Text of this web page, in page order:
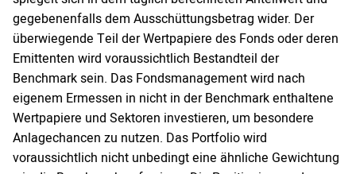
gegebenenfalls dem Ausschüttungsbetrag wider. Der
überwiegende Teil der Wertpapiere des Fonds oder deren
Emittenten wird voraussichtlich Bestandteil der
Benchmark sein. Das Fondsmanagement wird nach
eigenem Ermessen in nicht in der Benchmark enthaltene
Wertpapiere und Sektoren investieren, um besondere
Anlagechancen zu nutzen. Das Portfolio wird
voraussichtlich nicht unbedingt eine ähnliche Gewichtung